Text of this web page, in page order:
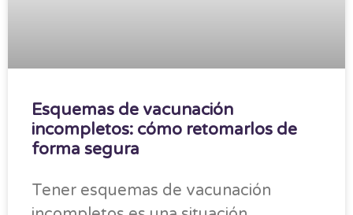
Esquemas de vacunación
incompletos: cómo retomarlos de
forma segura
Tener esquemas de vacunación